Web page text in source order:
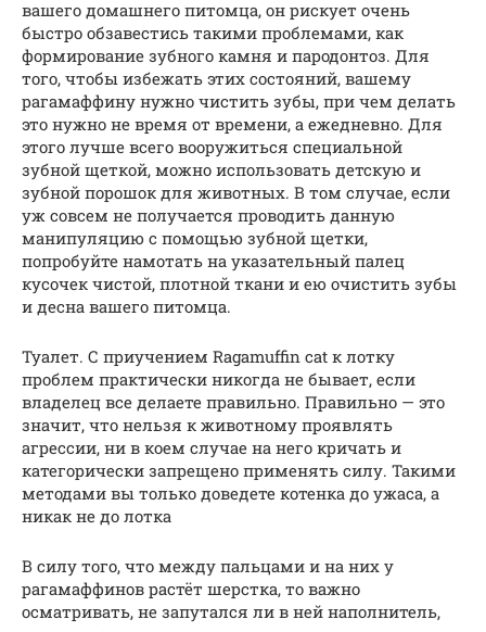
вашего домашнего питомца, он рискует очень
быстро обзавестись такими проблемами, как
формирование зубного камня и пародонтоз. Для
того, чтобы избежать этих состояний, вашему
рагамаффину нужно чистить зубы, при чем делать
это нужно не время от времени, а ежедневно. Для
этого лучше всего вооружиться специальной
зубной щеткой, можно использовать детскую и
зубной порошок для животных. В том случае, если
уж совсем не получается проводить данную
манипуляцию с помощью зубной щетки,
попробуйте намотать на указательный палец
кусочек чистой, плотной ткани и ею очистить зубы
и десна вашего питомца.
Туалет. С приучением Ragamuffin cat к лотку
проблем практически никогда не бывает, если
владелец все делаете правильно. Правильно — это
значит, что нельзя к животному проявлять
агрессии, ни в коем случае на него кричать и
категорически запрещено применять силу. Такими
методами вы только доведете котенка до ужаса, а
никак не до лотка
В силу того, что между пальцами и на них у
рагамаффинов растёт шерстка, то важно
осматривать, не запутался ли в ней наполнитель,